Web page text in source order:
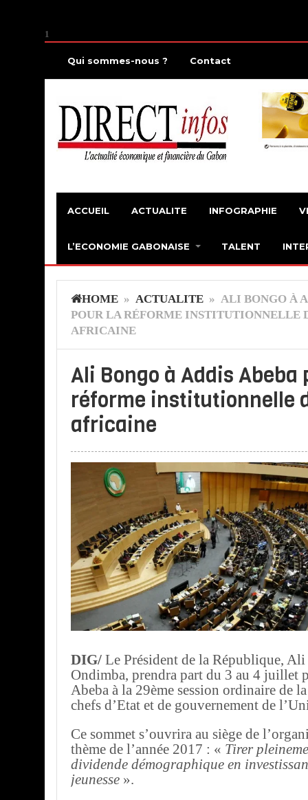
1
Qui sommes-nous ? Contact
ACCUEIL ACTUALITE INFOGRAPHIE
L’ECONOMIE GABONAISE TALENT
HOME » ACTUALITE » ALI BONGO À
POUR LA RÉFORME INSTITUTIONNELLE
AFRICAINE
Ali Bongo à Addis Abeba
réforme institutionnelle
africaine
DIG/ Le Président de la République,
Ondimba, prendra part du 3 au 4 juillet
Abeba à la 29ème session ordinaire de
chefs d’Etat et de gouvernement de
Ce sommet s’ouvrira au siège de
thème de l’année 2017 : « Tirer
dividende démographique en
jeunesse ».